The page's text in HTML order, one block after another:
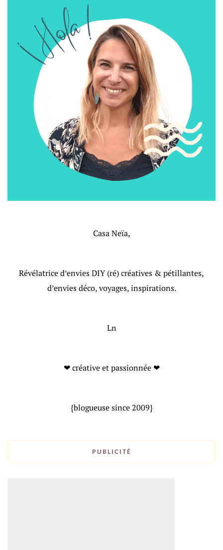
Casa Neïa,
Révélatrice d’envies DIY (ré) créatives & pétillantes,
d’envies déco, voyages, inspirations.
Ln
❤ créative et passionnée ❤
{blogueuse since 2009}
PUBLICITÉ